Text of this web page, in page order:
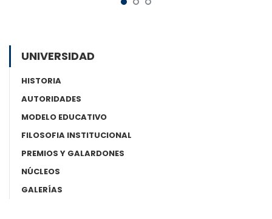
UNIVERSIDAD
HISTORIA
AUTORIDADES
MODELO EDUCATIVO
FILOSOFIA INSTITUCIONAL
PREMIOS Y GALARDONES
NÚCLEOS
GALERÍAS